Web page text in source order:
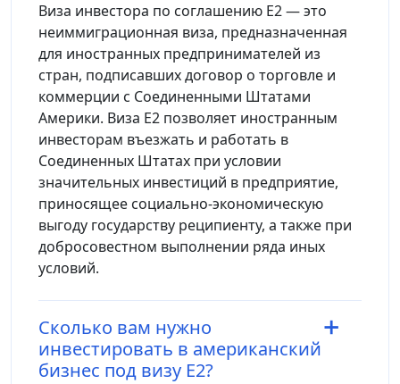
Виза инвестора по соглашению E2 — это
неиммиграционная виза, предназначенная
для иностранных предпринимателей из
стран, подписавших договор о торговле и
коммерции с Соединенными Штатами
Америки. Виза E2 позволяет иностранным
инвесторам въезжать и работать в
Соединенных Штатах при условии
значительных инвестиций в предприятие,
приносящее социально-экономическую
выгоду государству реципиенту, а также при
добросовестном выполнении ряда иных
условий.
Сколько вам нужно
инвестировать в американский
бизнес под визу E2?